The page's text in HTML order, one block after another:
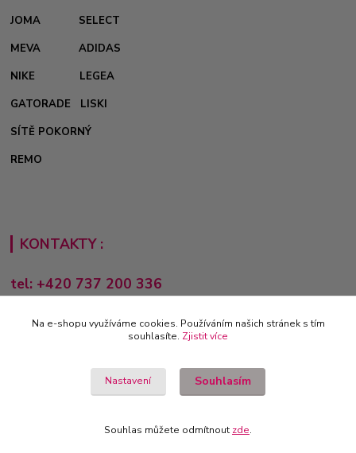
JOMA
SELECT
MEVA
ADIDAS
NIKE
LEGEA
GATORADE
LISKI
SÍTĚ POKORNÝ
REMO
KONTAKTY :
tel: +420 737 200 336
Pondělí-Pátek: 8 - 17 hodin
obchod@e-sporting.cz
Na e-shopu využíváme cookies. Používáním našich stránek s tím
souhlasíte. Zjistit více
Nastavení Souhlasím
Souhlas můžete odmítnout zde.